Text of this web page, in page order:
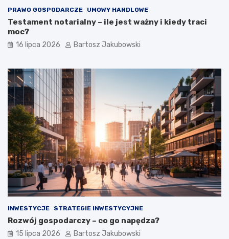
PRAWO GOSPODARCZE UMOWY HANDLOWE
Testament notarialny – ile jest ważny i kiedy traci
moc?
16 lipca 2026 Bartosz Jakubowski
INWESTYCJE STRATEGIE INWESTYCYJNE
Rozwój gospodarczy – co go napędza?
15 lipca 2026 Bartosz Jakubowski